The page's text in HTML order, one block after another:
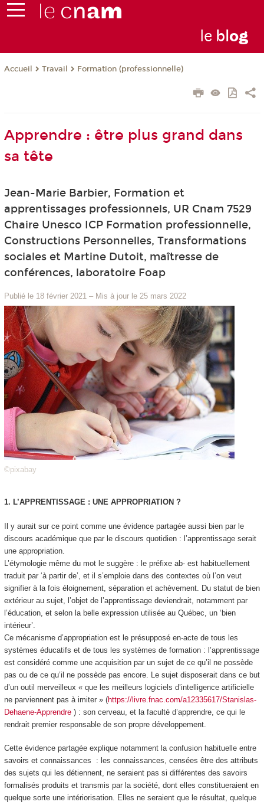
le blog
Accueil Travail Formation (professionnelle)
Apprendre : être plus grand dans
sa tête
Jean-Marie Barbier, Formation et
apprentissages professionnels, UR Cnam 7529
Chaire Unesco ICP Formation professionnelle,
Constructions Personnelles, Transformations
sociales et Martine Dutoit, maîtresse de
conférences, laboratoire Foap
Publié le 18 février 2021 – Mis à jour le 25 mars 2022
©pixabay
1. L’APPRENTISSAGE : UNE APPROPRIATION ?
Il y aurait sur ce point comme une évidence partagéeaussi bien par le
discours académique que par le discours quotidien : l’apprentissage serait
une appropriation.
L’étymologie même du mot le suggère : le préfixe ab- est habituellement
traduit par ‘à partir de’, et il s’emploie dans des contextes où l’on veut
signifier à la fois éloignement, séparation et achèvement. Du statut de bien
extérieur au sujet, l’objet de l’apprentissage deviendrait, notamment par
l’éducation, et selon la belle expression utilisée au Québec, un ‘bien
intérieur’.
Ce mécanisme d’appropriation est le présupposé en-acte de tous les
systèmes éducatifs et de tous les systèmes de formation : l’apprentissage
est considéré comme une acquisition par un sujet de ce qu’il ne possède
pas ou de ce qu’il ne possède pas encore. Le sujet disposerait dans ce but
d’un outil merveilleux « que les meilleurs logiciels d’intelligence artificielle
ne parviennent pas à imiter » (https://livre.fnac.com/a12335617/Stanislas-
Dehaene-Apprendre) : son cerveau, et la faculté d’apprendre, ce qui le
rendrait premier responsable de son propre développement.
Cette évidence partagée explique notamment la confusion habituelle entre
savoirs et connaissances
: les connaissances, censées être des attributs
des sujets qui les détiennent, ne seraient pas si différentes des savoirs
formalisés produits et transmis parla société, dont elles constitueraient en
quelque sorte une intériorisation. Elles ne seraient que le résultat, quelque